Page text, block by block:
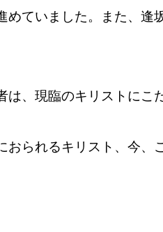
めていました。また、
、現臨のキリストにこ
られるキリスト、今、